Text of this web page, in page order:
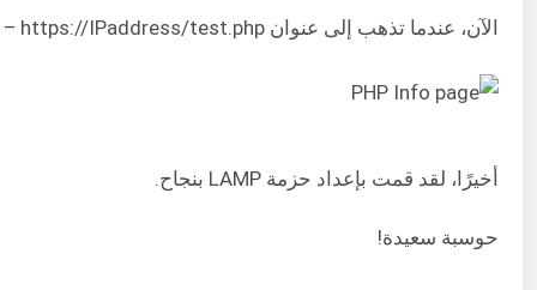
الآن، عندما تذهب إلى عنوان URL – https://IPaddress/test.php ، سترى المحتوى التالي:
أخيرًا، لقد قمت بإعداد حزمة LAMP بنجاح.
حوسبة سعيدة!